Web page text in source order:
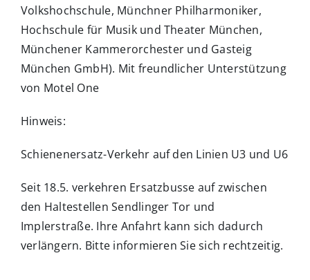
Volkshochschule, Münchner Philharmoniker,
Hochschule für Musik und Theater München,
Münchener Kammerorchester und Gasteig
München GmbH). Mit freundlicher Unterstützung
von Motel One
Hinweis:
Schienenersatz-Verkehr auf den Linien U3 und U6
Seit 18.5. verkehren Ersatzbusse auf zwischen
den Haltestellen Sendlinger Tor und
Implerstraße. Ihre Anfahrt kann sich dadurch
verlängern. Bitte informieren Sie sich rechtzeitig.